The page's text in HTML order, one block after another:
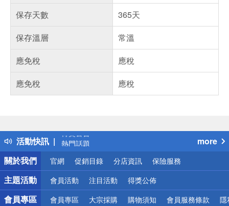
保存天數
365天
保存溫層
常溫
應免稅
應稅
應免稅
應稅
活動快訊
得獎公告
熱門話題
銀行優惠
偏遠地區配送
詐騙網頁！請小心！
more
關於我們
官網 促銷目錄 分店資訊 保險服務
主題活動 會員活動 注目活動 得獎公佈
會員專區 會員專區 大宗採購 購物須知 會員服務條款 隱